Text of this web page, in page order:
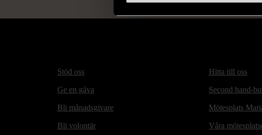
Stöd oss
Ge en gåva
Bli månadsgivare
Bli volontär
Hitta till oss
Second hand-
Mötesplats
Våra